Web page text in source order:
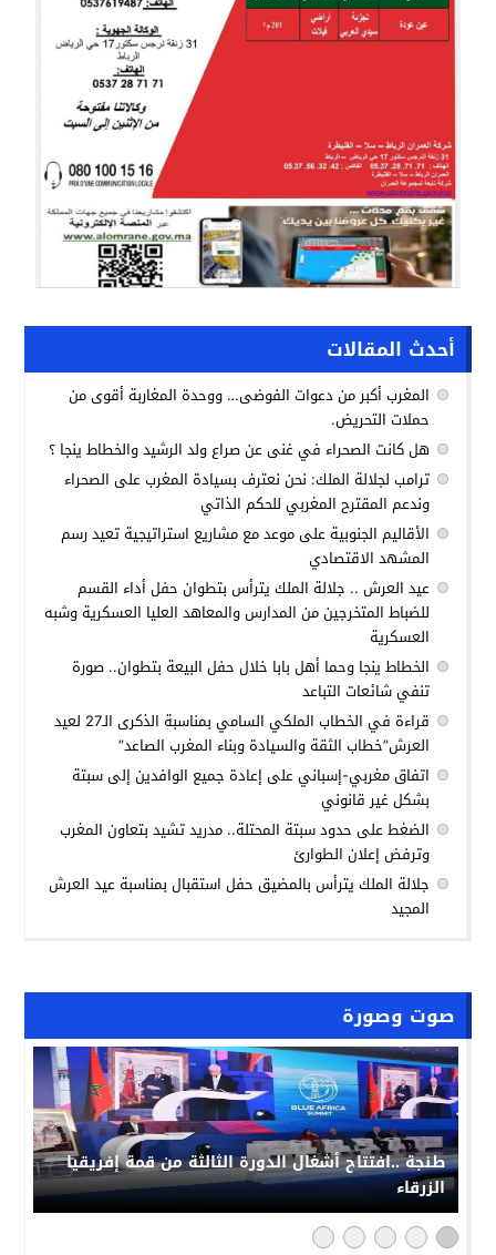
صوت وصورة
طنجة ..افتتاح أشغال الدورة الثالثة من قمة إفريقيا
الزرقاء
أحدث المقالات
المغرب أكبر من دعوات الفوضى… ووحدة المغاربة أقوى من
حملات التحريض.
هل كانت الصحراء في غنى عن صراع ولد الرشيد والخطاط ينجا ؟
ترامب لجلالة الملك: نحن نعترف بسيادة المغرب على الصحراء
وندعم المقترح المغربي للحكم الذاتي
الأقاليم الجنوبية على موعد مع مشاريع استراتيجية تعيد رسم
المشهد الاقتصادي
عيد العرش .. جلالة الملك يترأس بتطوان حفل أداء القسم
للضباط المتخرجين من المدارس والمعاهد العليا العسكرية وشبه
العسكرية
الخطاط ينجا وحما أهل بابا خلال حفل البيعة بتطوان.. صورة
تنفي شائعات التباعد
قراءة في الخطاب الملكي السامي بمناسبة الذكرى الـ27 لعيد
العرش”خطاب الثقة والسيادة وبناء المغرب الصاعد”
اتفاق مغربي-إسباني على إعادة جميع الوافدين إلى سبتة
بشكل غير قانوني
الضغط على حدود سبتة المحتلة.. مدريد تشيد بتعاون المغرب
وترفض إعلان الطوارئ
جلالة الملك يترأس بالمضيق حفل استقبال بمناسبة عيد العرش
المجيد